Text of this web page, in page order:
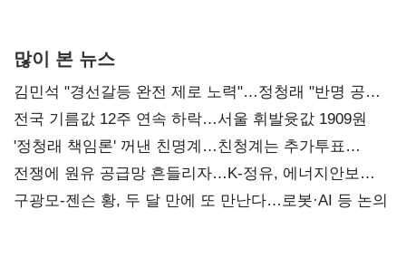
많이 본 뉴스
김민석 "경선갈등 완전 제로 노력"…정청래 "반명 공세
사과부터"
전국 기름값 12주 연속 하락…서울 휘발윳값 1909원
'정청래 책임론' 꺼낸 친명계…친청계는 추가투표
때리기
전쟁에 원유 공급망 흔들리자…K-정유, 에너지안보
핵심으로 재부상
구광모-젠슨 황, 두 달 만에 또 만난다…로봇·AI 등 논의